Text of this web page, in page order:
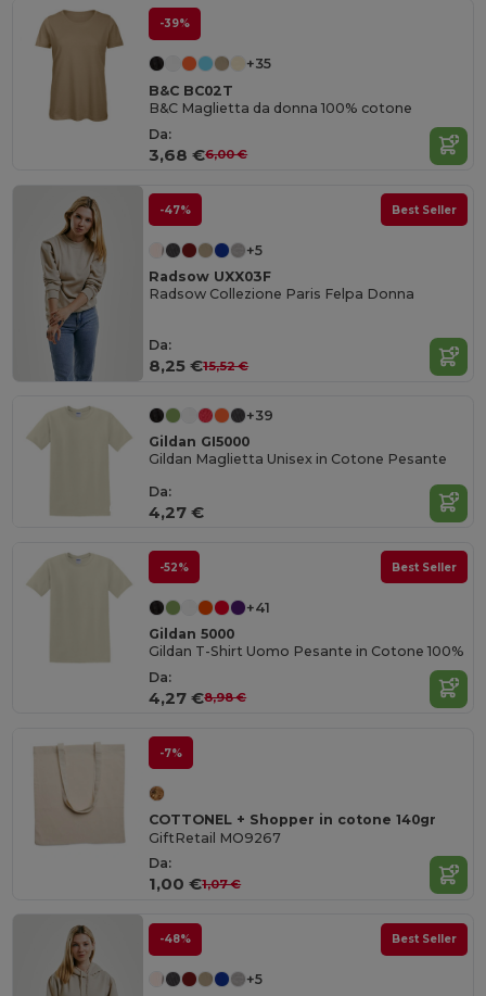
-39%
+35
B&C BC02T
B&C Maglietta da donna 100% cotone
Da:
3,68 €6,00 €
-47% Best Seller
+5
Radsow UXX03F
Radsow Collezione Paris Felpa Donna
Da:
8,25 €15,52 €
+39
Gildan GI5000
Gildan Maglietta Unisex in Cotone Pesante
Da:
4,27 €
-52% Best Seller
+41
Gildan 5000
Gildan T-Shirt Uomo Pesante in Cotone 100%
Da:
4,27 €8,98 €
-7%
COTTONEL + Shopper in cotone 140gr
GiftRetail MO9267
Da:
1,00 €1,07 €
-48% Best Seller
+5